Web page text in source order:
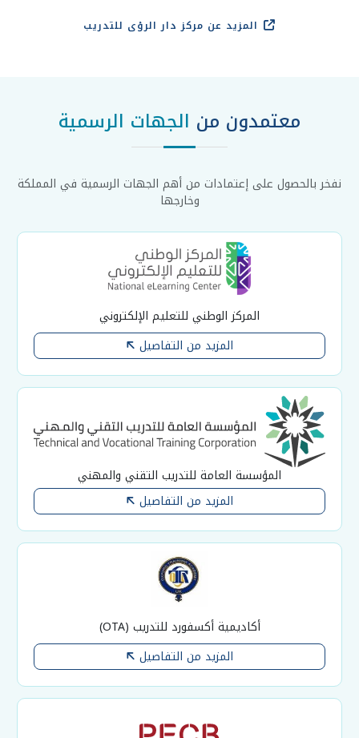
المزيد عن مركز دار الرؤى للتدريب
معتمدون من الجهات الرسمية
نفخر بالحصول على إعتمادات من أهم الجهات الرسمية في المملكة
وخارجها
المركز الوطني للتعليم الإلكتروني
المزيد من التفاصيل
المؤسسة العامة للتدريب التقني والمهني
المزيد من التفاصيل
أكاديمية أكسفورد للتدريب (OTA)
المزيد من التفاصيل